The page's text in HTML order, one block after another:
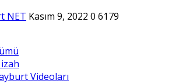
NET Kasım 9, 2022 0 6179
Videoları